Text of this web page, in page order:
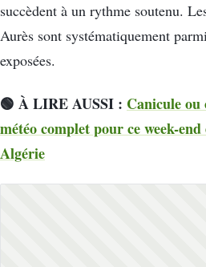
succèdent à un rythme soutenu.
Aurès sont systématiquement
exposées.
🟢 À LIRE AUSSI : Canicule
météo complet pour ce week-
Algérie